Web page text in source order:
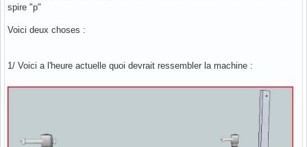
spire "p"
Voici deux choses :
1/ Voici a l'heure actuelle quoi devrait ressembler la machine :